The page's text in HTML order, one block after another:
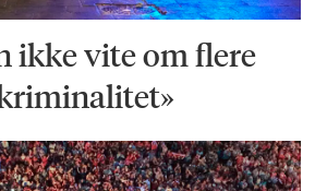
ikke vite om flere